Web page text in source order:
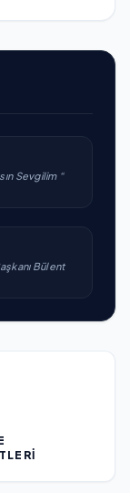
Sevgilim “
Bülent